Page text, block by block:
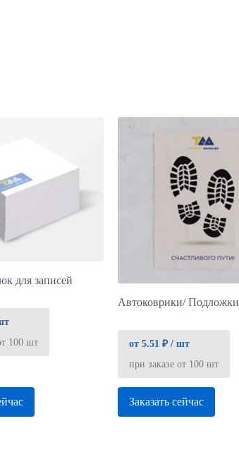
для записей
100 шт
Автоковрики/ Подложки
от 5.51 ₽ / шт
при заказе от 100 шт
Заказать сейчас